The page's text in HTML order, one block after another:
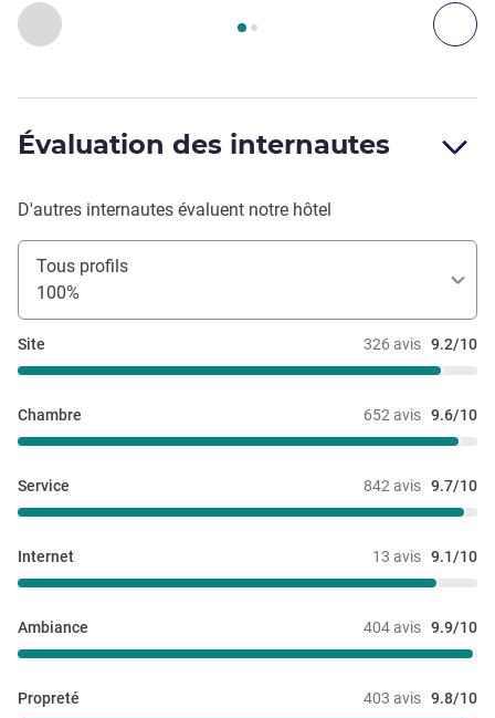
Précédent - Restaurant
Page , Restaurant 1 : RESTAURANT PETIT
Évaluation des internautes
D'autres internautes évaluent notre hôtel
Tous profils
100%
326 avis 9.2/10
Site
652 avis 9.6/10
Chambre
842 avis 9.7/10
Service
13 avis 9.1/10
Internet
404 avis 9.9/10
Ambiance
403 avis 9.8/10
Propreté